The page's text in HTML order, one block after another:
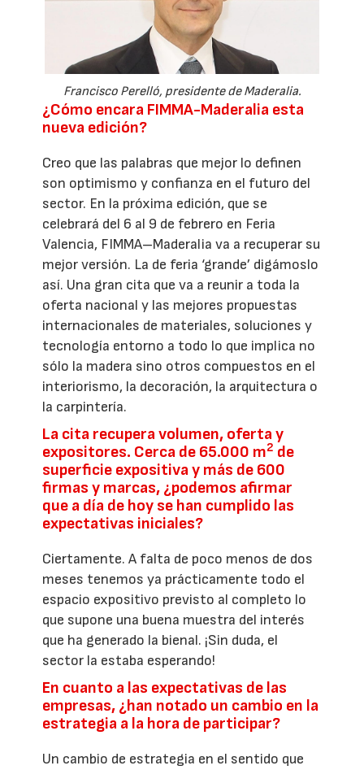
Francisco Perelló, presidente de Maderalia.
¿Cómo encara FIMMA-Maderalia esta
nueva edición?
Creo que las palabras que mejor lo definen
son optimismo y confianza en el futuro del
sector. En la próxima edición, que se
celebrará del 6 al 9 de febrero en Feria
Valencia, FIMMA–Maderalia va a recuperar su
mejor versión. La de feria ‘grande’ digámoslo
así. Una gran cita que va a reunir a toda la
oferta nacional y las mejores propuestas
internacionales de materiales, soluciones y
tecnología entorno a todo lo que implica no
sólo la madera sino otros compuestos en el
interiorismo, la decoración, la arquitectura o
la carpintería.
La cita recupera volumen, oferta y
expositores. Cerca de 65.000 m2 de
superficie expositiva y más de 600
firmas y marcas, ¿podemos afirmar
que a día de hoy se han cumplido las
expectativas iniciales?
Ciertamente. A falta de poco menos de dos
meses tenemos ya prácticamente todo el
espacio expositivo previsto al completo lo
que supone una buena muestra del interés
que ha generado la bienal. ¡Sin duda, el
sector la estaba esperando!
En cuanto a las expectativas de las
empresas, ¿han notado un cambio en la
estrategia a la hora de participar?
Un cambio de estrategia en el sentido que